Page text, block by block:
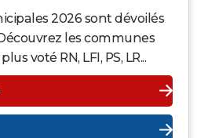
2026 sont dévoilés
les communes
voté RN, LFI, PS, LR...